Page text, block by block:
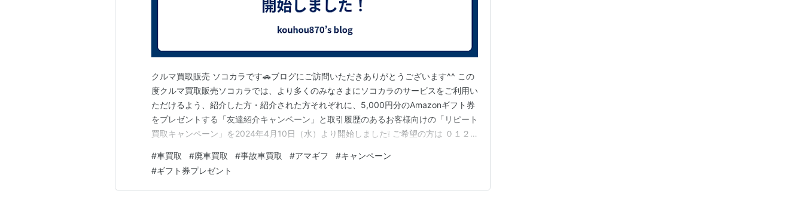
クルマ買取販売 ソコカラです🚗ブログにご訪問いただきありがとうございます^^ この
度クルマ買取販売ソコカラでは、より多くのみなさまにソコカラのサービスをご利用い
ただけるよう、紹介した方・紹介された方それぞれに、5,000円分のAmazonギフト券
をプレゼントする「友達紹介キャンペーン」と取引履歴のあるお客様向けの「リピート
買取キャンペーン」を2024年4月10日（水）より開始しました❕ ご希望の方は ０１２
依頼もお待ちしております😊 www.hanamaru870.net 「ご紹介キャンペーン」につい
て■キャンペ…
#車買取 #廃車買取 #事故車買取 #アマギフ #キャンペーン
#ギフト券プレゼント